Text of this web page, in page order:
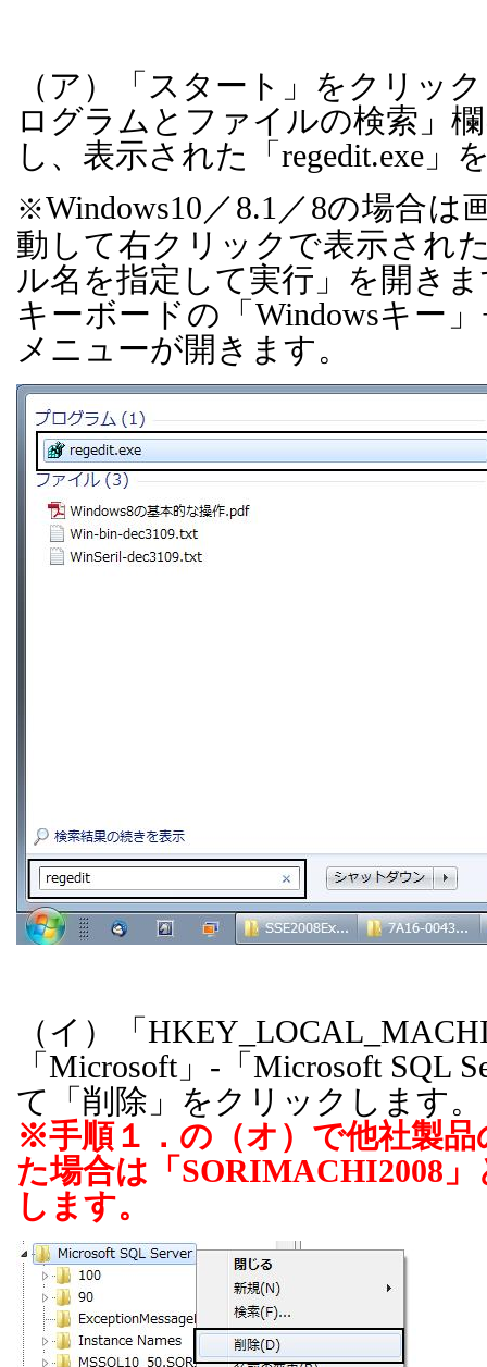
（ア）「スタート」をクリッ
ログラムとファイルの検索」
し、表示された「 regedit.exe 」
※Windows10 ／8.1 ／8の場合は
動して右クリックで表示され
ル名を指定して実行」を開き
キーボードの「 Windowsキー」
メニューが開きます。
（イ）「
「 Microsoft」 - 「 Microsoft SQL
て「削除」をクリックします。
※手順１．の（オ）で他社製
た場合は「 SORIMACHI2008
します。